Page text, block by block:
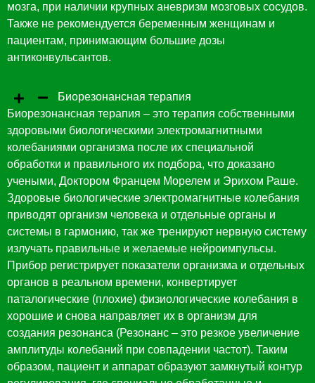
мозга, при наличии крупных аневризм мозговых сосудов.
Также не рекомендуется беременным женщинам и
пациентам, принимающим большие дозы
антиконвульсантов.
Биорезонансная терапия
Биорезонансная терапия – это терапия собственными
здоровыми биологическими электромагнитными
колебаниями организма после их специальной
обработки и правильного их подбора, что доказано
учеными, Доктором Францем Морелем и Эрихом Раше.
Здоровые биологические электромагнитные колебания
приводят организм человека и отдельные органы и
системы в гармонию, так же тренируют нервную систему
излучать правильные и желаемые нейроимпульсы.
Прибор регистрирует показатели организма и отдельных
органов в реальном времени, конвертирует
паталогические (плохие) физиологические колебания в
хорошие и снова направляет их в организм для
создания резонанса (Резонанс – это резкое увеличение
амплитуды колебаний при совпадении частот). Таким
образом, пациент и аппарат образуют замкнутый контур